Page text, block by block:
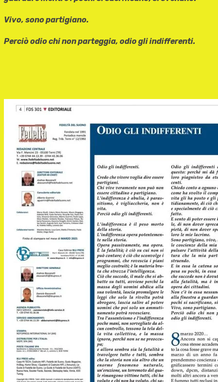
Vivo, sono partigiano.
Perciò odio chi non parteggia, odio gli indifferenti.